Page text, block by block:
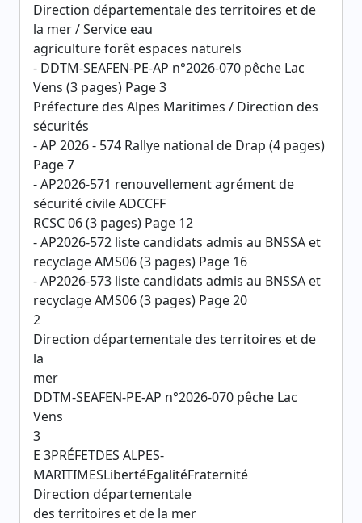
Direction départementale des territoires et de
la mer / Service eau
agriculture forêt espaces naturels
- DDTM-SEAFEN-PE-AP n°2026-070 pêche Lac
Vens (3 pages) Page 3
Préfecture des Alpes Maritimes / Direction des
sécurités
- AP 2026 - 574 Rallye national de Drap (4 pages)
Page 7
- AP2026-571 renouvellement agrément de
sécurité civile ADCCFF
RCSC 06 (3 pages) Page 12
- AP2026-572 liste candidats admis au BNSSA et
recyclage AMS06 (3 pages) Page 16
- AP2026-573 liste candidats admis au BNSSA et
recyclage AMS06 (3 pages) Page 20
2
Direction départementale des territoires et de
la
mer
DDTM-SEAFEN-PE-AP n°2026-070 pêche Lac
Vens
3
E 3PRÉFETDES ALPES-
MARITIMESLibertéEgalitéFraternité
Direction départementale
des territoires et de la mer